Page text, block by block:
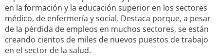
en la formación y la educación superior en los sectores
médico, de enfermería y social. Destaca porque, a pesar
de la pérdida de empleos en muchos sectores, se están
creando cientos de miles de nuevos puestos de trabajo
en el sector de la salud.